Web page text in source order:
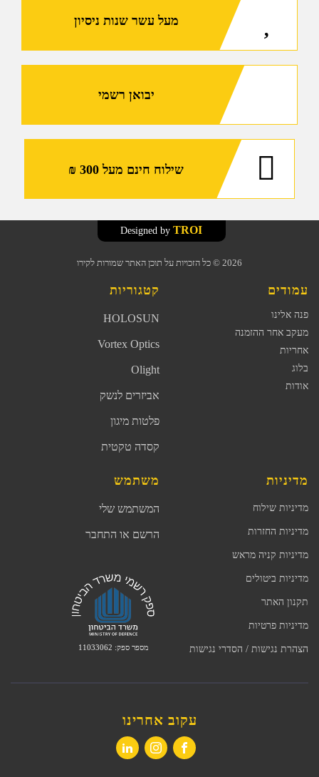
מעל עשר שנות ניסיון
יבואן רשמי
שילוח חינם מעל 300 ₪
2026 © כל הזכויות על תוכן האתר שמורות לקירו
TROI
עמודים
פנה אלינו
מעקב אחר ההזמנה
אחריות
בלוג
אודות
קטגוריות
HOLOSUN
Vortex Optics
Olight
אביזרים לנשק
פלטות מיגון
קסדה טקטית
מדיניות
מדיניות שילוח
מדיניות החזרות
מדיניות קניה מראש
מדיניות ביטולים
תקנון האתר
מדיניות פרטיות
הצהרת נגישות / הסדרי נגישות
משתמש
המשתמש שלי
הרשם או התחבר
מספר ספק: 11033062
עקוב אחרינו